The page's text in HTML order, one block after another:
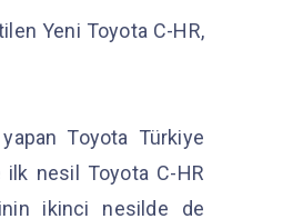
Yeni Toyota C-HR,
Toyota Türkiye
ilk nesil Toyota C-HR
ikinci nesilde de